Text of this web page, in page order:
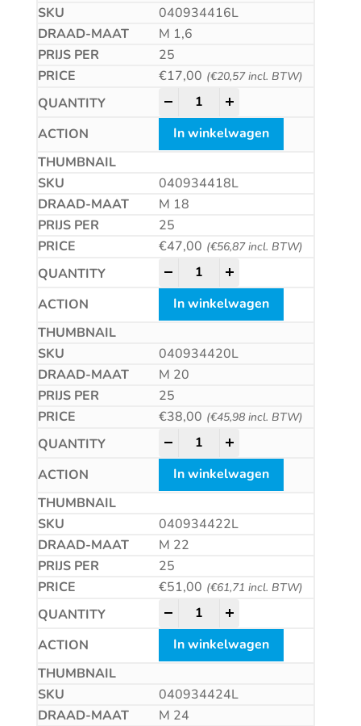
040934416L
M 1,6
25
€17,00 (€20,57incl. BTW)
Zeskantmoer met linkse
In winkelwagen
040934418L
M 18
25
€47,00 (€56,87incl. BTW)
Zeskantmoer met linkse
In winkelwagen
040934420L
M 20
25
€38,00 (€45,98incl. BTW)
Zeskantmoer met linkse
In winkelwagen
040934422L
M 22
25
€51,00 (€61,71 incl. BTW)
Zeskantmoer met linkse
In winkelwagen
040934424L
M 24